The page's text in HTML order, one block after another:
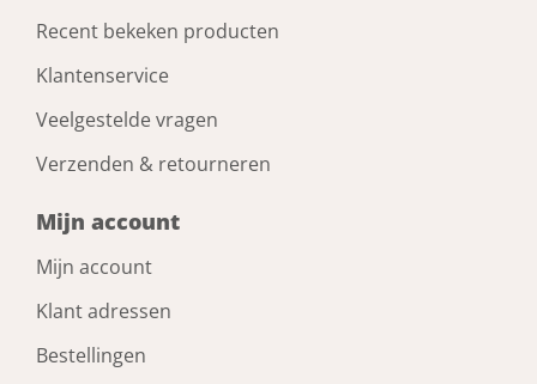
Recent bekeken producten
Klantenservice
Veelgestelde vragen
Verzenden & retourneren
Mijn account
Mijn account
Klant adressen
Bestellingen